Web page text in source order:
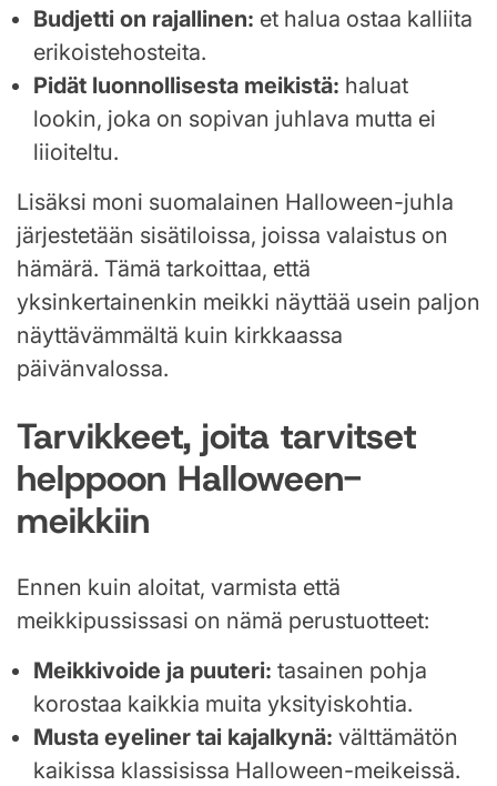
Budjetti on rajallinen: et halua ostaa kalliita
erikoistehosteita.
Pidät luonnollisesta meikistä: haluat
lookin, joka on sopivan juhlava mutta ei
liioiteltu.
Lisäksi moni suomalainen Halloween-juhla
järjestetään sisätiloissa, joissa valaistus on
hämärä. Tämä tarkoittaa, että
yksinkertainenkin meikki näyttää usein paljon
näyttävämmältä kuin kirkkaassa
päivänvalossa.
Tarvikkeet, joita tarvitset
helppoon Halloween-
meikkiin
Ennen kuin aloitat, varmista että
meikkipussissasi on nämä perustuotteet:
Meikkivoide ja puuteri: tasainen pohja
korostaa kaikkia muita yksityiskohtia.
Musta eyeliner tai kajalkynä: välttämätön
kaikissa klassisissa Halloween-meikeissä.